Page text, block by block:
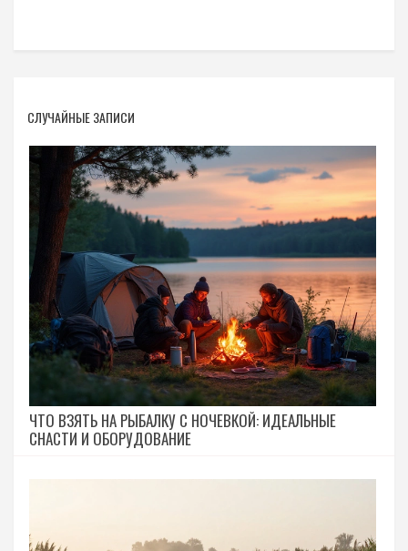
СЛУЧАЙНЫЕ ЗАПИСИ
ЧТО ВЗЯТЬ НА РЫБАЛКУ С НОЧЕВКОЙ: ИДЕАЛЬНЫЕ
СНАСТИ И ОБОРУДОВАНИЕ